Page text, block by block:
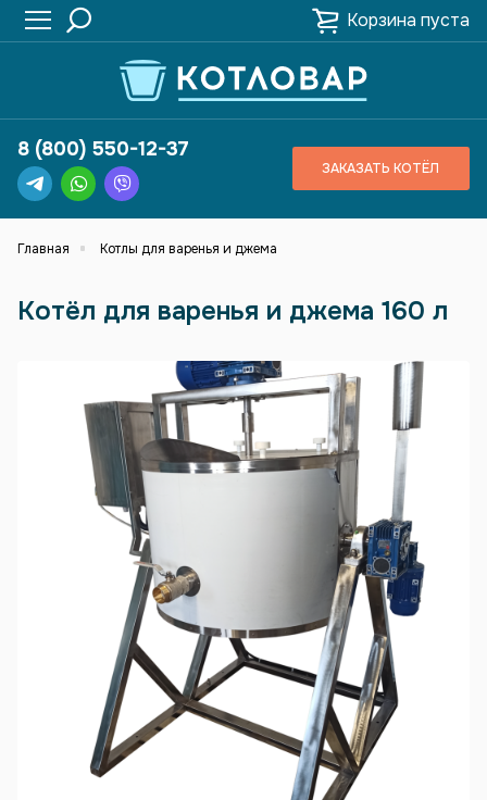
Корзина пуста
8 (800) 550-12-37
ЗАКАЗАТЬ КОТЁЛ
Главная Котлы для варенья и джема
Котёл для варенья и джема 160 л